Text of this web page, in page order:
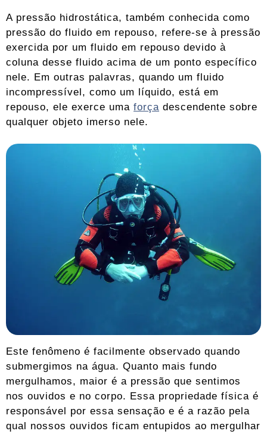
A pressão hidrostática, também conhecida como
pressão do fluido em repouso, refere-se à pressão
exercida por um fluido em repouso devido à
coluna desse fluido acima de um ponto específico
nele. Em outras palavras, quando um fluido
incompressível, como um líquido, está em
repouso, ele exerce uma força descendente sobre
qualquer objeto imerso nele.
Este fenômeno é facilmente observado quando
submergimos na água. Quanto mais fundo
mergulhamos, maior é a pressão que sentimos
nos ouvidos e no corpo. Essa propriedade física é
responsável por essa sensação e é a razão pela
qual nossos ouvidos ficam entupidos ao mergulhar